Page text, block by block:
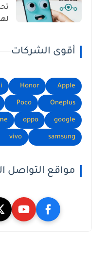
أقوى الشركات
Apple
Honor
Oneplus
Poco
google
oppo
samsung
vivo
مواقع التواصل